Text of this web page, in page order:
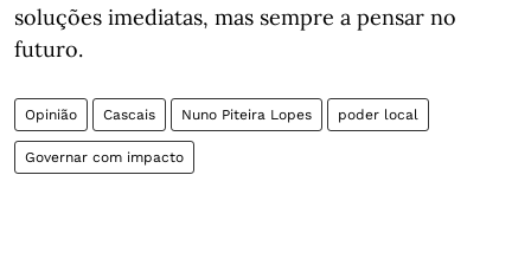
soluções imediatas, mas sempre a pensar no
futuro.
Opinião Cascais Nuno Piteira Lopes poder local
Governar com impacto